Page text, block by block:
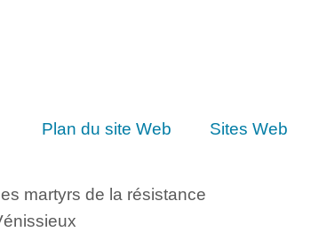
Plan du site Web Sites Web
martyrs de la résistance